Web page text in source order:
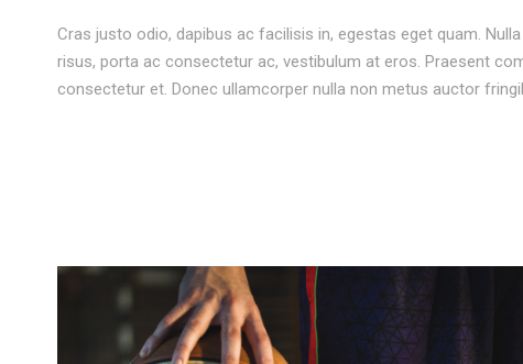
Cras justo odio, dapibus ac facilisis in, egestas eget quam.
risus, porta ac consectetur ac, vestibulum at eros. Praesent
consectetur et. Donec ullamcorper nulla non metus auctor